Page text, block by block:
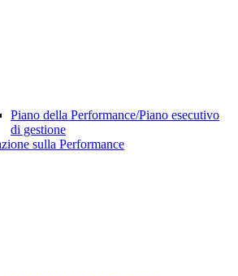
Piano della Performance/Piano esecutivo
di gestione
sulla Performance